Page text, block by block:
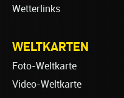
Wetterlinks
WELTKARTEN
Foto-Weltkarte
Video-Weltkarte